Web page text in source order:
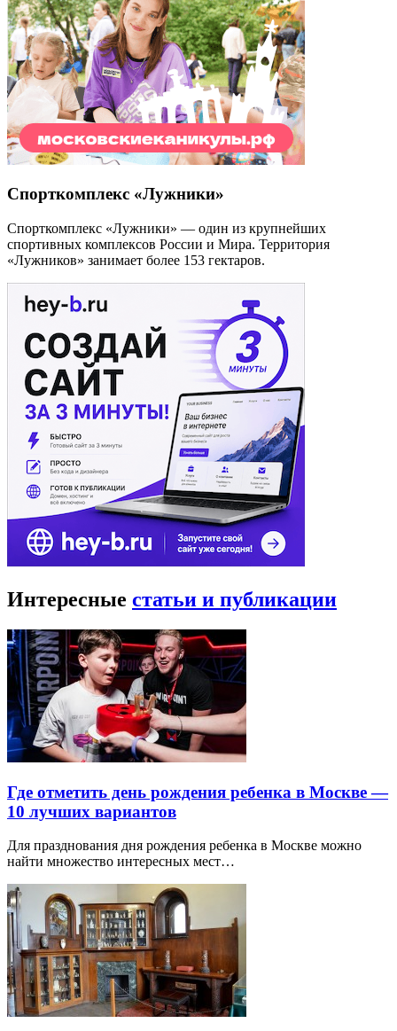
Спорткомплекс «Лужники»
Спорткомплекс «Лужники» — один из крупнейших
спортивных комплексов России и Мира. Территория
«Лужников» занимает более 153 гектаров.
Интересные статьи и публикации
Где отметить день рождения ребенка в Москве —
10 лучших вариантов
Для празднования дня рождения ребенка в Москве можно
найти множество интересных мест…